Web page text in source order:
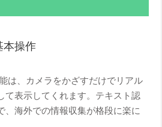
本操作
は、カメラをかざすだけでリアル
て表示してくれます。テキスト認
、海外での情報収集が格段に楽に